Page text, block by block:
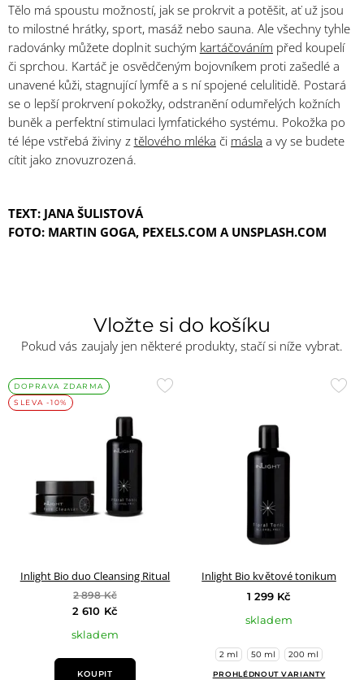
Tělo má spoustu možností, jak se prokrvit a potěšit, ať už jsou
to milostné hrátky, sport, masáž nebo sauna. Ale všechny tyhle
radovánky můžete doplnit suchým kartáčováním před koupelí
či sprchou. Kartáč je osvědčeným bojovníkem proti zašedlé a
unavené kůži, stagnující lymfě a s ní spojené celulitidě. Postará
se o lepší prokrvení pokožky, odstranění odumřelých kožních
buněk a perfektní stimulaci lymfatického systému. Pokožka po
té lépe vstřebá živiny z tělového mléka či másla a vy se budete
cítit jako znovuzrozená.
TEXT: JANA ŠULISTOVÁ
FOTO: MARTIN GOGA, PEXELS.COM A UNSPLASH.COM
Vložte si do košíku
Pokud vás zaujaly jen některé produkty, stačí si níže vybrat.
DOPRAVA ZDARMA
SLEVA -10%
Přidat
Inlight Bio duo Cleansing Ritual
2 898 Kč
2 610 Kč
skladem
KOUPIT
Inlight Bio květové tonikum
1 299 Kč
skladem
2 ml 50 ml 200 ml
PROHLÉDNOUT VARIANTY